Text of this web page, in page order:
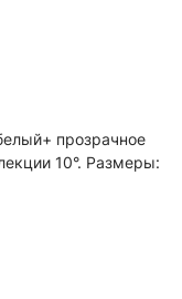
прозрачное
10°. Размеры: